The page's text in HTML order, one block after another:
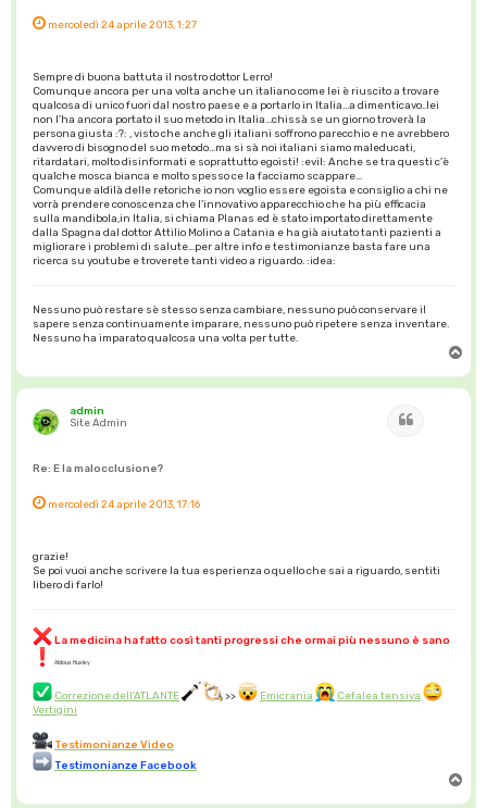
mercoledì 24 aprile 2013, 1:27
Sempre di buona battuta il nostro dottor Lerro!
Comunque ancora per una volta anche un italiano come lei è riuscito a trovare
qualcosa di unico fuori dal nostro paese e a portarlo in Italia...a dimenticavo..lei
non l'ha ancora portato il suo metodo in Italia...chissà se un giorno troverà la
persona giusta :?: , visto che anche gli italiani soffrono parecchio e ne avrebbero
davvero di bisogno del suo metodo...ma si sà noi italiani siamo maleducati,
ritardatari, molto disinformati e soprattutto egoisti! :evil: Anche se tra questi c'è
qualche mosca bianca e molto spesso ce la facciamo scappare...
Comunque aldilà delle retoriche io non voglio essere egoista e consiglio a chi ne
vorrà prendere conoscenza che l'innovativo apparecchio che ha più efficacia
sulla mandibola,in Italia, si chiama Planas ed è stato importato direttamente
dalla Spagna dal dottor Attilio Molino a Catania e ha già aiutato tanti pazienti a
migliorare i problemi di salute...per altre info e testimonianze basta fare una
ricerca su youtube e troverete tanti video a riguardo. :idea:
Nessuno può restare sè stesso senza cambiare, nessuno può conservare il
sapere senza continuamente imparare, nessuno può ripetere senza inventare.
Nessuno ha imparato qualcosa una volta per tutte.
p
admin
Site Admin
Re: E la malocclusione?
mercoledì 24 aprile 2013, 17:16
grazie!
Se poi vuoi anche scrivere la tua esperienza o quello che sai a riguardo, sentiti
libero di farlo!
La medicina ha fatto così tanti progressi che ormai più nessuno è sano
Aldous Huxley
Correzione dell'ATLANTE >> Emicrania
Cefalea tensiva
Vertigini
Testimonianze Video
Testimonianze Facebook
p